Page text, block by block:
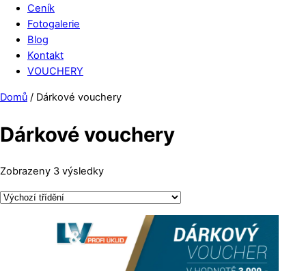
Ceník
Fotogalerie
Blog
Kontakt
VOUCHERY
Close
Close
Domů / Dárkové vouchery
Dárkové vouchery
Zobrazeny 3 výsledky